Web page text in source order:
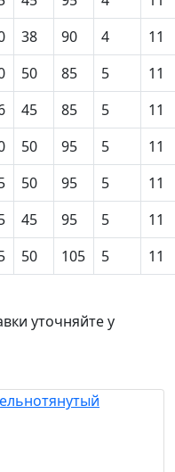
38 90 4
11
50 85 5
11
45 85 5
11
50 95 5
11
50 95 5
11
45 95 5
11
50 105 5 11
уточняйте у